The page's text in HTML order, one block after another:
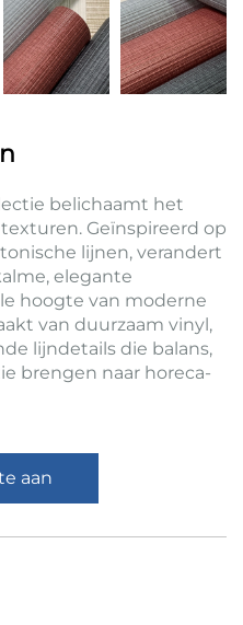
belichaamt het
Geïnspireerd op
lijnen, verandert
elegante
hoogte van moderne
van duurzaam vinyl,
lijndetails die balans,
brengen naar horeca-
aan